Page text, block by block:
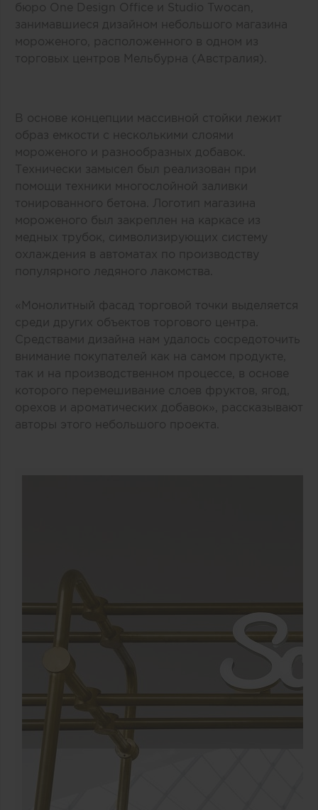
бюро One Design Office и Studio Twocan,
занимавшиеся дизайном небольшого магазина
мороженого, расположенного в одном из
торговых центров Мельбурна (Австралия).
В основе концепции массивной стойки лежит
образ емкости с несколькими слоями
мороженого и разнообразных добавок.
Технически замысел был реализован при
помощи техники многослойной заливки
тонированного бетона. Логотип магазина
мороженого был закреплен на каркасе из
медных трубок, символизирующих систему
охлаждения в автоматах по производству
популярного ледяного лакомства.
«Монолитный фасад торговой точки выделяется
среди других объектов торгового центра.
Средствами дизайна нам удалось сосредоточить
внимание покупателей как на самом продукте,
так и на производственном процессе, в основе
которого перемешивание слоев фруктов, ягод,
орехов и ароматических добавок», рассказывают
авторы этого небольшого проекта.